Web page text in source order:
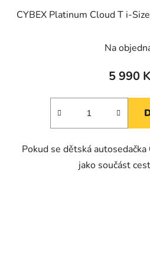
CYBEX Platinum Cloud T i-
Na
5 990
Pokud se dětská
jako součást